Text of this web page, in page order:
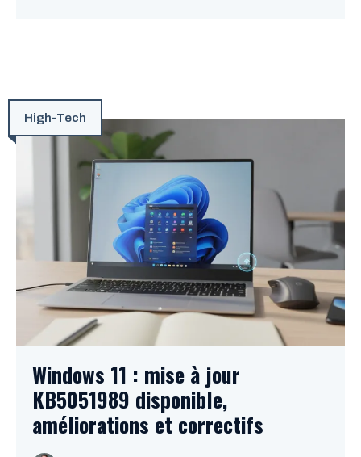
High-Tech
Windows 11 : mise à jour
KB5051989 disponible,
améliorations et correctifs